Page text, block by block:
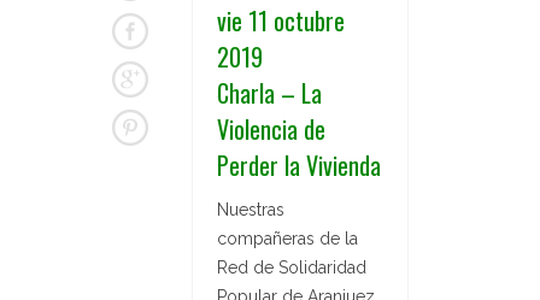
vie 11 octubre
2019
Charla – La
Violencia de
Perder la Vivienda
Nuestras
compañeras de la
Red de Solidaridad
Popular de Aranjuez,